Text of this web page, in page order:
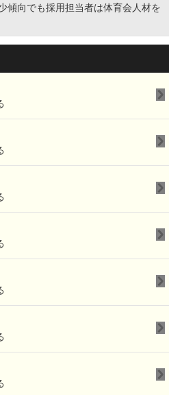
傾向でも採用担当者は体育会人材を